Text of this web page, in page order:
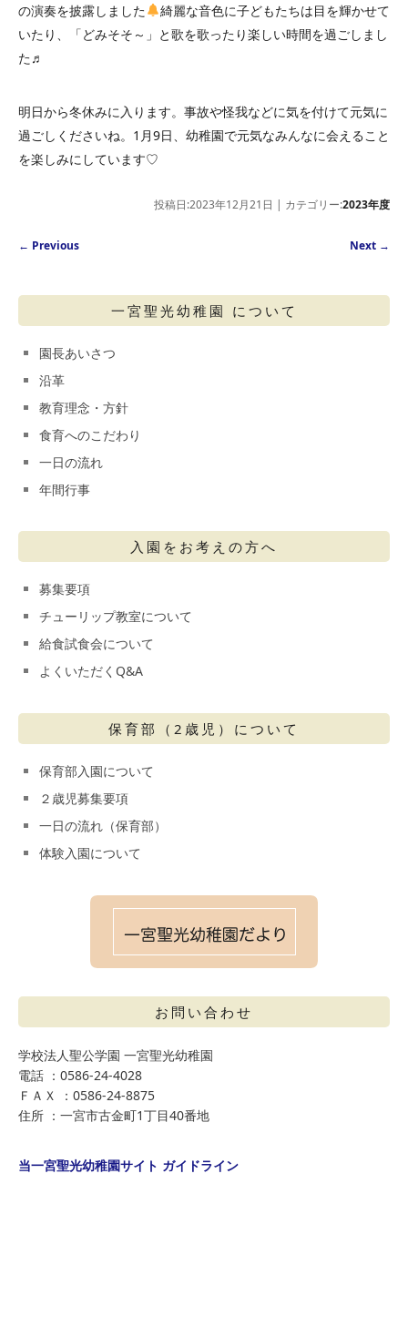
の演奏を披露しました
綺麗な音色に子どもたちは目を輝かせて
いたり、「どみそそ～」と歌を歌ったり楽しい時間を過ごしまし
た♬
明日から冬休みに入ります。事故や怪我などに気を付けて元気に
過ごしくださいね。1月9日、幼稚園で元気なみんなに会えること
を楽しみにしています♡
投稿日:2023年12月21日 | カテゴリー:2023年度
Post navigation
← Previous Next →
一宮聖光幼稚園 について
園長あいさつ
沿革
教育理念・方針
食育へのこだわり
一日の流れ
年間行事
入園をお考えの方へ
募集要項
チューリップ教室について
給食試食会について
よくいただくQ&A
保育部（2歳児）について
保育部入園について
２歳児募集要項
一日の流れ（保育部）
体験入園について
お問い合わせ
学校法人聖公学園 一宮聖光幼稚園
電話 ：0586-24-4028
ＦＡＸ ：0586-24-8875
住所 ：一宮市古金町1丁目40番地
当一宮聖光幼稚園サイト ガイドライン